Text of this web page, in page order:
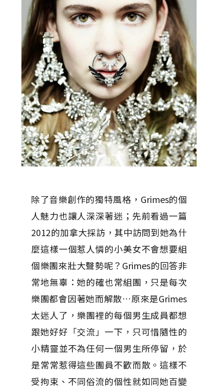
除了音樂創作的獨特風格，Grimes的個
人魅力也讓人深深著迷；先前看過一篇
2012的加拿大採訪，其中訪問到她為什
麼這樣一個惹人憐的小美女不會想要組
個樂團來壯大聲勢呢？Grimes的回答非
常地無辜：她的確也常組團，只是每次
樂團都會因著她而解散…原來是Grimes
太迷人了，樂團裡的每個男生成員都想
跟她好好「交流」一下，只可惜隨性的
小精靈並不為任何一個男生所停留，於
是常常惹得這些團員不歡而散。這樣不
受拘束、不同俗流的個性就如同她百變